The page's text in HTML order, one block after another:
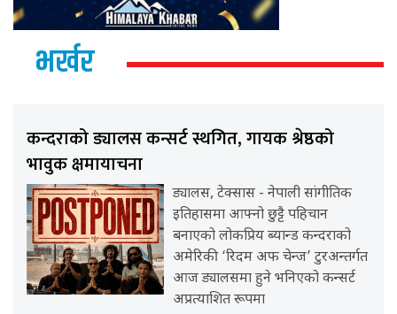
भर्खर
कन्दराको ड्यालस कन्सर्ट स्थगित, गायक श्रेष्ठको
भावुक क्षमायाचना
ड्यालस, टेक्सास - नेपाली सांगीतिक
इतिहासमा आफ्नो छुट्टै पहिचान
बनाएको लोकप्रिय ब्यान्ड कन्दराको
अमेरिकी ‘रिदम अफ चेन्ज’ टुरअन्तर्गत
आज ड्यालसमा हुने भनिएको कन्सर्ट
अप्रत्याशित रूपमा